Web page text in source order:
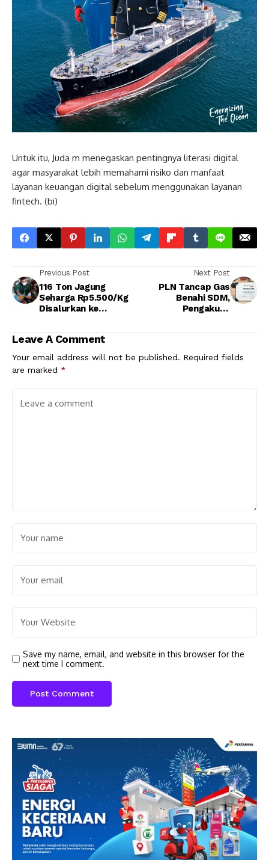
Untuk itu, Juda m menegaskan pentingnya literasi digital
agar masyarakat lebih memahami risiko dan manfaat
layanan keuangan digital sebelum menggunakan layanan
fintech. (bi)
Previous Post
116 Ton Jagung
Seharga Rp5.500/Kg
Disalurkan ke
Next Post
PLN Tancap Gas
Benahi SDM,
Pengakuan
Leave A Comment
Your email address will not be published. Required fields
are marked *
Save my name, email, and website in this browser for the
next time I comment.